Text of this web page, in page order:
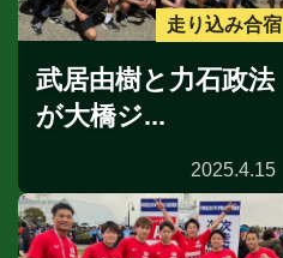
走り込み合宿
武居由樹と力石政法
が大橋ジ...
2025.4.15